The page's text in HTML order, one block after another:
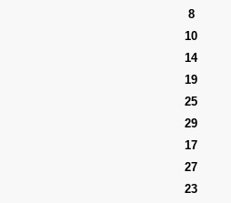
8
10
14
19
25
29
17
27
23